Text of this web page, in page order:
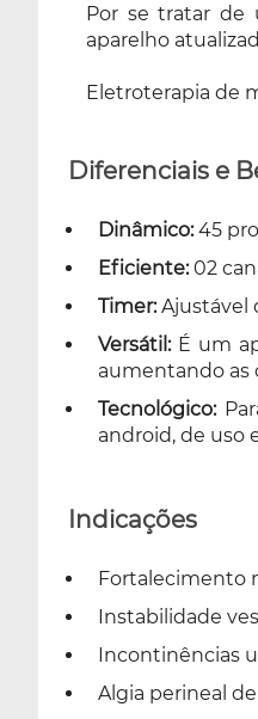
Por se tratar de
aparelho
Eletroterapia de
Diferenciais e
Dinâmico:45
Eficiente:02
Timer:Ajustável
Versátil:É um
aumentando as
Tecnológico:
android, de uso
Indicações
Fortalecimento
Instabilidade
Incontinências
Algia perineal